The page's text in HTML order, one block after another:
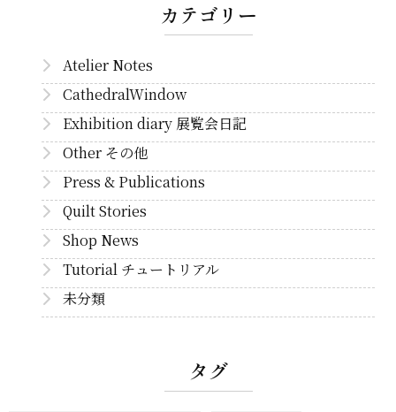
カテゴリー
Atelier Notes
CathedralWindow
Exhibition diary 展覧会日記
Other その他
Press & Publications
Quilt Stories
Shop News
Tutorial チュートリアル
未分類
タグ